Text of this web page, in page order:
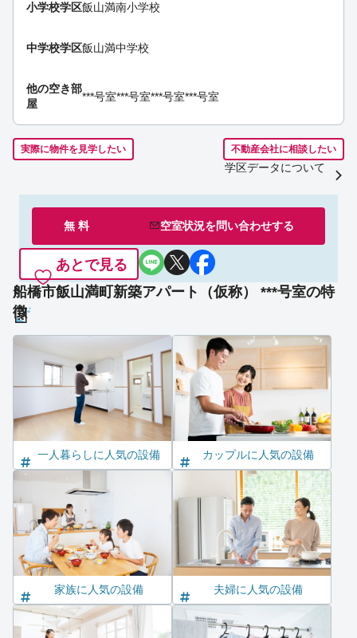
小学校学区飯山満南小学校
中学校学区飯山満中学校
他の空き部
屋
***号室***号室***号室***号室
実際に物件を見学したい 不動産会社に相談したい
学区データについて
無 料 空室状況を問い合わせする
あとで見る
船橋市飯山満町新築アパート（仮称） ***号室の特
徴
一人暮らしに人気の設備 カップルに人気の設備
家族に人気の設備 夫婦に人気の設備